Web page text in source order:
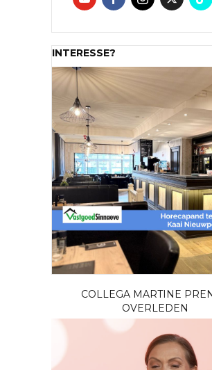
INTERESSE?
COLLEGA MARTINE
OVERLEDEN